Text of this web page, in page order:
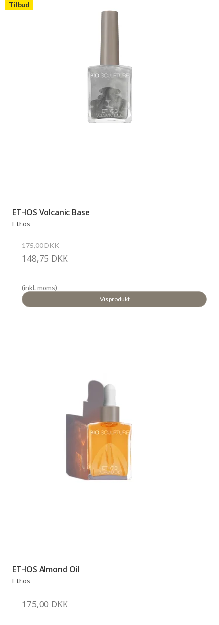
Tilbud
ETHOS Volcanic Base
Ethos
175,00 DKK
148,75 DKK
(inkl. moms)
Vis produkt
ETHOS Almond Oil
Ethos
175,00 DKK